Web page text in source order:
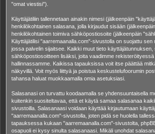
"omat viestisi").
Käyttäjätiliin tallennetaan ainakin nimesi (jälkeenpäin
henkilökohtainen salasana, jolla kirjaudut sisään
henkilökohtainen toimiva sähköpostiosoite (jälkeenpäin
Käyttäjätilisi "aarremaanalla.com"-sivustolla on suojattu sen
jossa palvelin sijaitsee. Kaikki muut tieto käyttäjätunnuksen,
sähköpostiosoitteen lisäksi, joita vaadimme rekisteröityessä
hallinnassamme. Kaikissa tapauksissa voit itse päättää
näkyvillä. Voit myös liittyä ja poistua keskustelufoorumin
tahansa haluat muokkaamalla omia asetuksiasi.
Salasanasi on turvattu koodaamalla se yhdensuuntaisella
kuitenkin suositeltavaa, että et käytä samaa salasanaa
sivustoilla. Salasanaasi voidaan käyttää kirjautumaan
"aarremaanalla.com"-sivustolla, joten pidä se huolella
tapauksessa kukaan "aarremaanalla.com"-sivustolta,
osapuoli ei kysy sinulta salasanaasi. Mikäli unohdat